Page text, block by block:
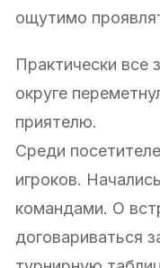
ощутимо
Практически все
округе
приятелю.
Среди
игроков.
командами. О
договариваться